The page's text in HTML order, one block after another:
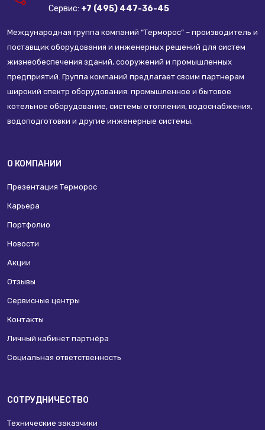
Сервис: +7 (495) 447-36-45
Международная группа компаний “Терморос” – производитель и
поставщик оборудования и инженерных решений для систем
жизнеобеспечения зданий, сооружений и промышленных
предприятий. Группа компаний предлагает своим партнерам
широкий спектр оборудования: промышленное и бытовое
котельное оборудование, системы отопления, водоснабжения,
водоподготовки и другие инженерные системы.
О КОМПАНИИ
Презентация Терморос
Карьера
Портфолио
Новости
Акции
Отзывы
Сервисные центры
Контакты
Личный кабинет партнёра
Социальная ответственность
СОТРУДНИЧЕСТВО
Технические заказчики